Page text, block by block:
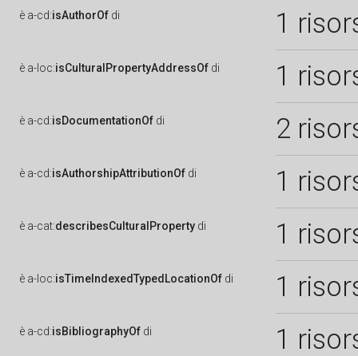
è a-cd:isAuthorOf di 1
è a-loc:isCulturalPropertyAddressOf di 1
è a-cd:isDocumentationOf di 2
è a-cd:isAuthorshipAttributionOf di 1
è a-cat:describesCulturalProperty di 1
è a-loc:isTimeIndexedTypedLocationOf di 1
è a-cd:isBibliographyOf di 1